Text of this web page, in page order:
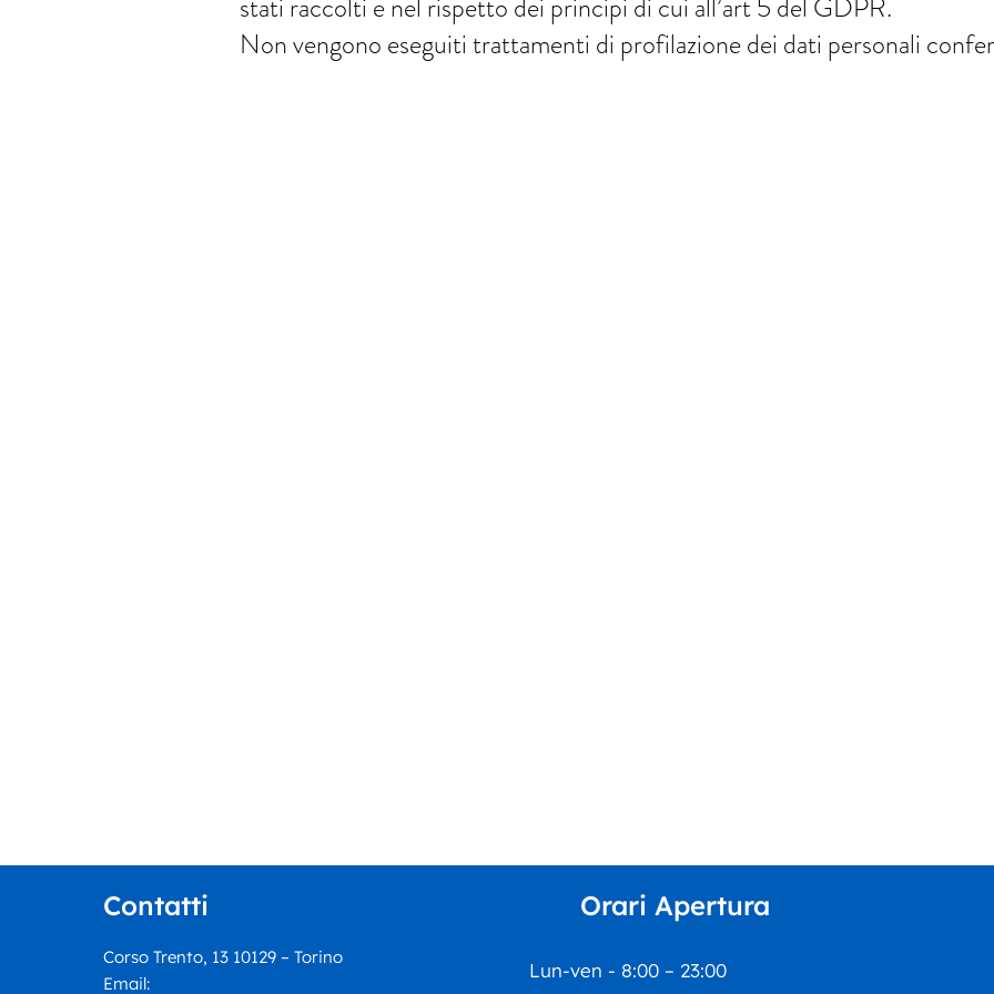
stati raccolti e nel rispetto dei principi di cui all’art 5 del GDPR.
Non vengono eseguiti trattamenti di profilazione dei dati personali
Contatti
Corso Trento, 13 10129 – Torino
Email:
Orari Apertura
Lun-ven - 8:00 – 23:00